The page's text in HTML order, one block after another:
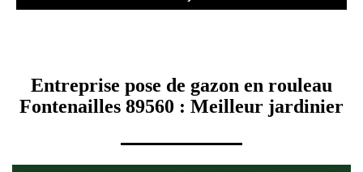
Entreprise pose de gazon en rouleau
Fontenailles 89560 : Meilleur jardinier